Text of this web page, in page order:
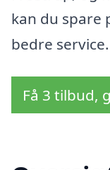
kan du spare
bedre service.
Få 3 tilbud,